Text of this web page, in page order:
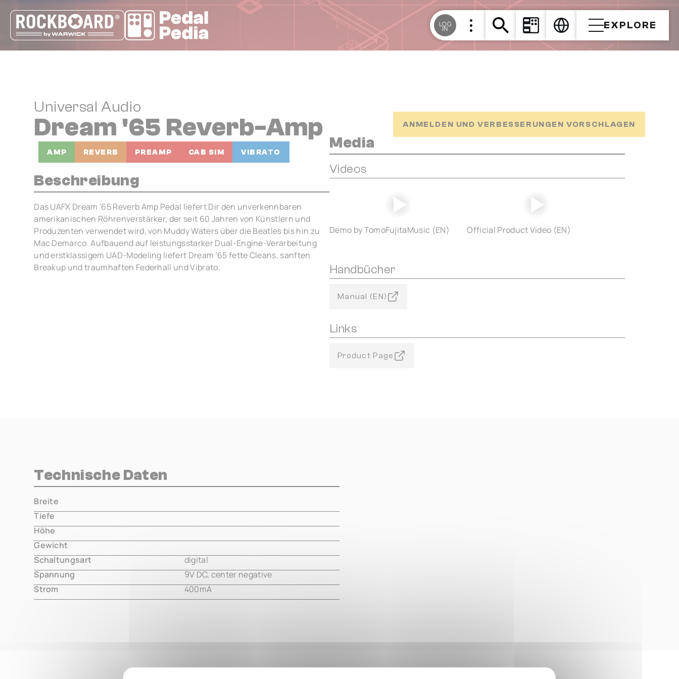
LOG
IN EXPLORE
Universal Audio
Dream '65 Reverb-Amp ANMELDEN UND VERBESSERUNGEN VORSCHLAGEN
AMP REVERB PREAMP CAB SIM VIBRATO
Beschreibung
Das UAFX Dream '65 Reverb Amp Pedal liefert Dir den unverkennbaren
amerikanischen Röhrenverstärker, der seit 60 Jahren von Künstlern und
Produzenten verwendet wird, von Muddy Waters über die Beatles bis hin zu
Mac Demarco. Aufbauend auf leistungsstarker Dual-Engine-Verarbeitung
und erstklassigem UAD-Modeling liefert Dream '65 fette Cleans, sanften
Breakup und traumhaften Federhall und Vibrato.
Media
Videos
Demo by TomoFujitaMusic (EN) Official Product Video (EN)
Handbücher
Manual (EN)
Links
Product Page
Technische Daten
Breite
Tiefe
Höhe
Gewicht
Schaltungsart
digital
Spannung
9V DC, center negative
Strom
400mA